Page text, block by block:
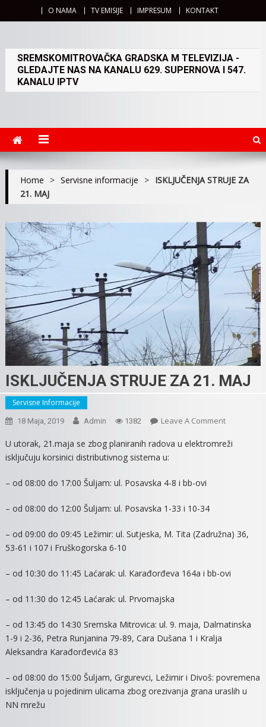
O NAMA TV EMISIJE IMPRESUM KONTAKT
SREMSKOMITROVAČKA GRADSKA M TELEVIZIJA -
GLEDAJTE NAS NA KANALU 629. SUPERNOVA I 547.
KANALU IPTV
Home > Servisne informacije > ISKLJUČENJA STRUJE ZA
21. MAJ
ISKLJUČENJA STRUJE ZA 21. MAJ
Servisne Informacije
18 Maja, 2019 Admin 1382 Leave A CommentOn
STRUJE
U utorak, 21.maja se zbog planiranih radova u elektromreži
isključuju korsinici distributivnog sistema u:
– od 08:00 do 17:00 Šuljam: ul. Posavska 4-8 i bb-ovi
– od 08:00 do 12:00 Šuljam: ul. Posavska 1-33 i 10-34
– od 09:00 do 09:45 Ležimir: ul. Sutjeska, M. Tita (Zadružna) 36,
53-61 i 107 i Fruškogorska 6-10
– od 10:30 do 11:45 Laćarak: ul. Karađorđeva 164a i bb-ovi
– od 11:30 do 12:45 Laćarak: ul. Prvomajska
– od 13:45 do 14:30 Sremska Mitrovica: ul. 9. maja, Dalmatinska
1-9 i 2-36, Petra Runjanina 79-89, Cara Dušana 1 i Kralja
Aleksandra Karađorđevića 83
– od 08:00 do 15:00 Šuljam, Grgurevci, Ležimir i Divoš: povremena
isključenja u pojedinim ulicama zbog orezivanja grana uraslih u
NN mrežu